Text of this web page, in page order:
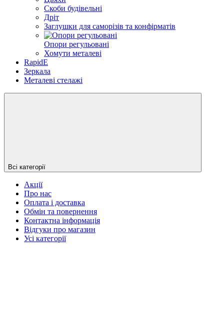
Скоби будівельні
Дріт
Заглушки для саморізів та конфірматів
Опори регульовані
Хомути металеві
RapidE
Зеркала
Металеві стелажі
Всі категорії
Акції
Про нас
Оплата і доставка
Обмін та повернення
Контактна інформація
Відгуки про магазин
Усі категорії